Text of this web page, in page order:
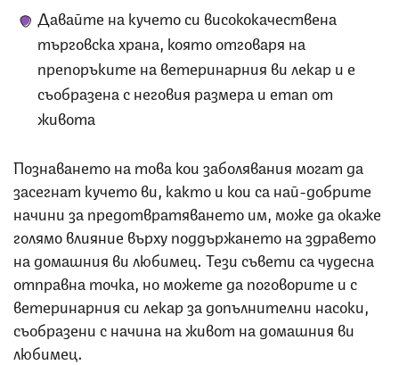
Давайте на кучето си висококачествена
търговска храна, която отговаря на
препоръките на ветеринарния ви лекар и е
съобразена с неговия размера и етап от
живота
Познаването на това кои заболявания могат да
засегнат кучето ви, както и кои са най-добрите
начини за предотвратяването им, може да окаже
голямо влияние върху поддържането на здравето
на домашния ви любимец. Тези съвети са чудесна
отправна точка, но можете да поговорите и с
ветеринарния си лекар за допълнителни насоки,
съобразени с начина на живот на домашния ви
любимец.